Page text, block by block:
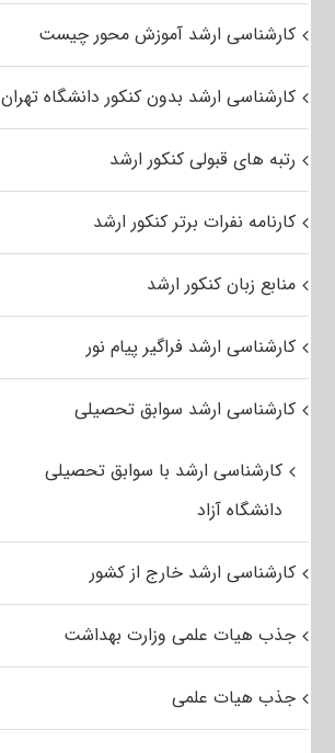
کارشناسی ارشد آموزش محور چیست
کارشناسی ارشد بدون کنکور دانشگاه تهران
رتبه های قبولی کنکور ارشد
کارنامه نفرات برتر کنکور ارشد
منابع زبان کنکور ارشد
کارشناسی ارشد فراگیر پیام نور
کارشناسی ارشد سوابق تحصیلی
کارشناسی ارشد با سوابق تحصیلی
دانشگاه آزاد
کارشناسی ارشد خارج از کشور
جذب هیات علمی وزارت بهداشت
جذب هیات علمی